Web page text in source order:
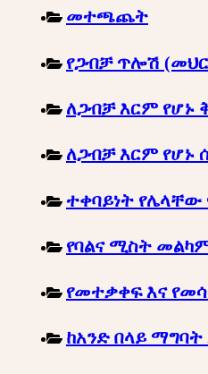
መተጫጨት
የጋብቻ ጥሎሽ
ለጋብቻ እርም የሆኑ
ለጋብቻ እርም የሆኑ
ተቀባይነት የሌላቸው
የባልና ሚስት
የመተቃቀፍ እና
ከአንድ በላይ